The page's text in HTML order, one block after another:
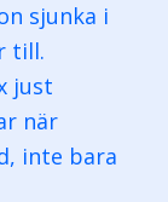
sjunka i
till.
just
när
inte bara